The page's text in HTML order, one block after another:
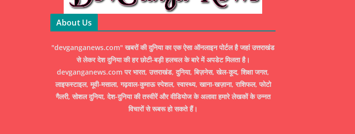
About Us
"devganganews.com" खबरों की दुनिया का एक ऐसा ऑनलाइन पोर्टल है जहां उत्तराखंड
से लेकर देश दुनिया की हर छोटी-बड़ी हलचल के बारे में अपडेट मिलता है।
devganganews.com पर भारत, उत्तराखंड, दुनिया, बिज़नेस, खेल-कूद, शिक्षा जगत,
लाइफस्टाइल, मूवी-मसाला, गढ़वाल-कुमाऊ स्पेशल, स्वास्थ्य, खाना-खज़ाना, राशिफल, फोटो
गैलरी, सोशल दुनिया, देश-दुनिया की तस्वीरें और वीडियोज के अलावा हमारे लेखकों के उन्नत
विचारों से रूबरू हो सकते हैं।